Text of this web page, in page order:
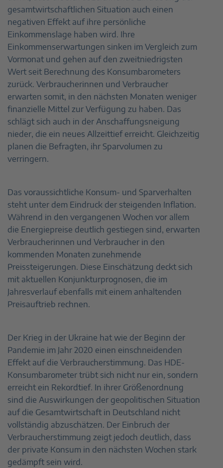
gesamtwirtschaftlichen Situation auch einen
negativen Effekt auf ihre persönliche
Einkommenslage haben wird. Ihre
Einkommenserwartungen sinken im Vergleich zum
Vormonat und gehen auf den zweitniedrigsten
Wert seit Berechnung des Konsumbarometers
zurück. Verbraucherinnen und Verbraucher
erwarten somit, in den nächsten Monaten weniger
finanzielle Mittel zur Verfügung zu haben. Das
schlägt sich auch in der Anschaffungsneigung
nieder, die ein neues Allzeittief erreicht. Gleichzeitig
planen die Befragten, ihr Sparvolumen zu
verringern.
Das voraussichtliche Konsum- und Sparverhalten
steht unter dem Eindruck der steigenden Inflation.
Während in den vergangenen Wochen vor allem
die Energiepreise deutlich gestiegen sind, erwarten
Verbraucherinnen und Verbraucher in den
kommenden Monaten zunehmende
Preissteigerungen. Diese Einschätzung deckt sich
mit aktuellen Konjunkturprognosen, die im
Jahresverlauf ebenfalls mit einem anhaltenden
Preisauftrieb rechnen.
Der Krieg in der Ukraine hat wie der Beginn der
Pandemie im Jahr 2020 einen einschneidenden
Effekt auf die Verbraucherstimmung. Das HDE-
Konsumbarometer trübt sich nicht nur ein, sondern
erreicht ein Rekordtief. In ihrer Größenordnung
sind die Auswirkungen der geopolitischen Situation
auf die Gesamtwirtschaft in Deutschland nicht
vollständig abzuschätzen. Der Einbruch der
Verbraucherstimmung zeigt jedoch deutlich, dass
der private Konsum in den nächsten Wochen stark
gedämpft sein wird.